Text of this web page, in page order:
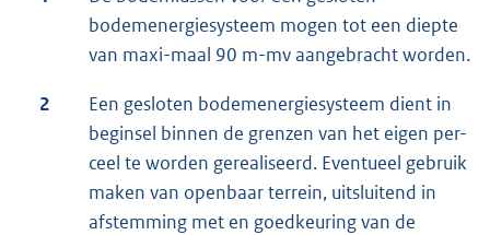
bodemenergiesysteem mogen tot een diepte
van maxi-maal 90 m-mv aangebracht worden.
2
Een gesloten bodemenergiesysteem dient in
beginsel binnen de grenzen van het eigen per-
ceel te worden gerealiseerd. Eventueel gebruik
maken van openbaar terrein, uitsluitend in
afstemming met en goedkeuring van de